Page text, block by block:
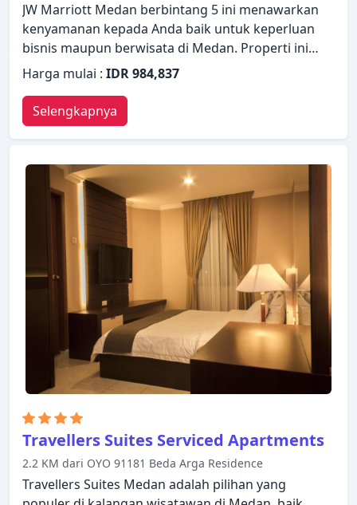
JW Marriott Medan berbintang 5 ini menawarkan
kenyamanan kepada Anda baik untuk keperluan
bisnis maupun berwisata di Medan. Properti ini
memiliki berbagai fasilitas yang membuat
pengalaman menginap Anda menyenangkan.
Fasilitas-fasilitas seperti layanan kamar 24 jam,
satpam 24 jam, layanan kebersihan harian, toko
oleh-oleh/cinderamata, layanan taksi tersedia
untuk Anda nikmati. Televisi layar datar, akses
internet - WiFi, akses internet WiFi (gratis), kamar
bebas asap rokok, AC dapat ditemukan di beberapa
kamar. Akses ke hot tub, pusat kebugaran, sauna,
lapangan golf (sekitar 3 km), kolam renang luar
ruangan di hotel akan meningkatkan kepuasan
menginap Anda. JW Marriott Medan
menggabungkan keramahan yang hangat dengan
suasana yang indah untuk membuat kunjungan
Anda di Medan tak terlupakan.
Harga mulai : IDR 984,837
Selengkapnya
Travellers Suites Serviced Apartments
2.2 KM dari OYO 91181 Beda Arga Residence
Travellers Suites Medan adalah pilihan yang